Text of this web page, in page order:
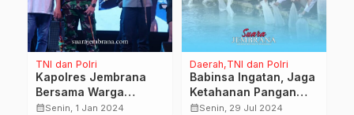
TNI dan Polri
Kapolres Jembrana
Bersama Warga
Saksikan Moment
calendar_monthSenin, 1 Jan 2024
Daerah TNI dan Polri
Babinsa Ingatan, Jaga
Ketahanan Pangan
dan Ekosistem
calendar_monthSenin, 29 Jul 2024